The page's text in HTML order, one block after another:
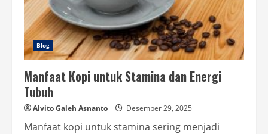
Blog
Manfaat Kopi untuk Stamina dan Energi
Tubuh
Alvito Galeh Asnanto Desember 29, 2025
Manfaat kopi untuk stamina sering menjadi